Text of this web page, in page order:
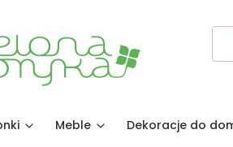
Meble Dekoracje do